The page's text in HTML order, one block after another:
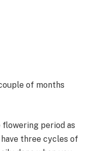
of months
flowering period as
three cycles of